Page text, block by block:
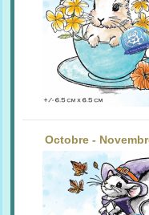
Octobre -